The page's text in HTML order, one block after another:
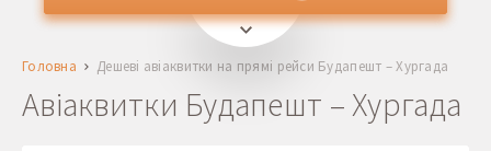
BUDБудапешт, Угорщина
HRGХургада, Єгипет
Головна Дешеві авіаквитки на прямі рейси Будапешт – Хургада
Авіаквитки Будапешт – Хургада